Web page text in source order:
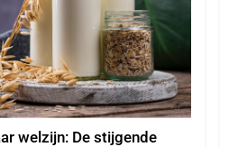
welzijn: De stijgende